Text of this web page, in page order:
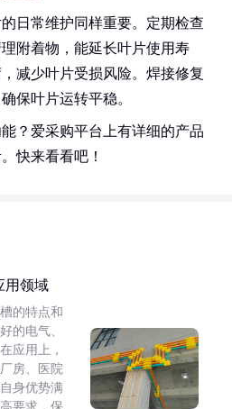
日常维护同样重要。定期检查
附着物，能延长叶片使用寿
减少叶片受损风险。焊接修复
保叶片运转平稳。
？爱采购平台上有详细的产品
快来看看吧！
用领域
的特点和
的电气、
应用上，
房、医院
身优势满